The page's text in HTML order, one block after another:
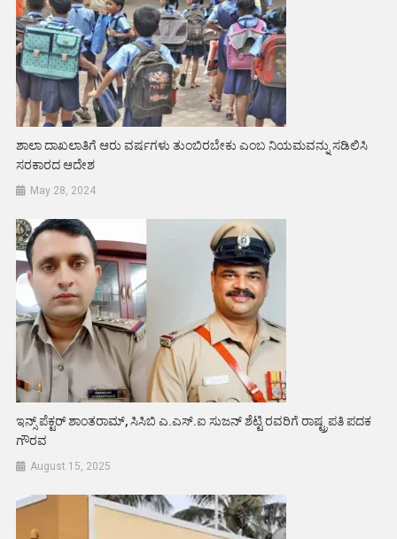
ಶಾಲಾ ದಾಖಲಾತಿಗೆ ಆರು ವರ್ಷಗಳು ತುಂಬಿರಬೇಕು ಎಂಬ ನಿಯಮವನ್ನು ಸಡಿಲಿಸಿ
ಸರಕಾರದ ಆದೇಶ
May 28, 2024
ಇನ್ಸ್ ಪೆಕ್ಟರ್ ಶಾಂತರಾಮ್, ಸಿಸಿಬಿ ಎ.ಎಸ್.ಐ ಸುಜನ್ ಶೆಟ್ಟಿ ರವರಿಗೆ ರಾಷ್ಟ್ರಪತಿ ಪದಕ
ಗೌರವ
August 15, 2025